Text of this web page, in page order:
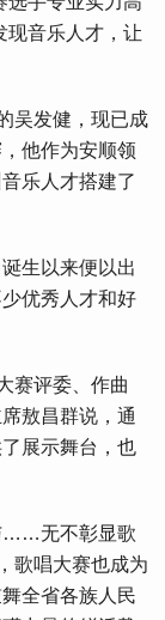
现音乐人才，让
吴发健，现已成
他作为安顺领
乐人才搭建了
生以来便以出
优秀人才和好
赛评委、作曲
敖昌群说，通
展示舞台，也
……无不彰显歌
歌唱大赛也成为
全省各族人民